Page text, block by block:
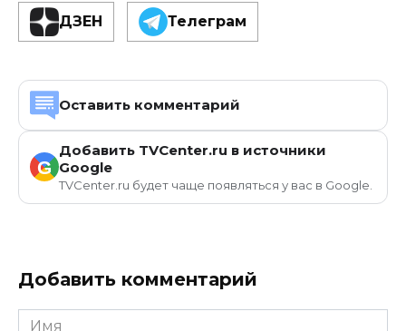
ДЗЕН Телеграм
Оставить комментарий
G
Добавить TVCenter.ru в источники
Google
TVCenter.ru будет чаще появляться у вас в Google.
Добавить комментарий
Имя